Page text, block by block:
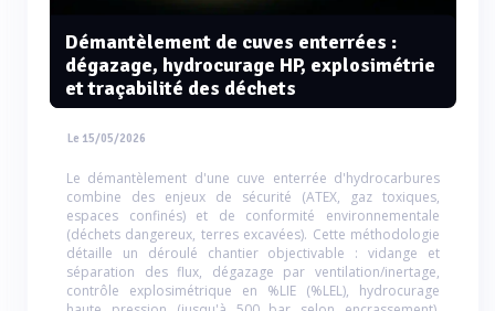
Démantèlement de cuves enterrées :
dégazage, hydrocurage HP, explosimétrie
et traçabilité des déchets
Le 15/05/2026
Le démantèlement d'une cuve enterrée d'hydrocarbures
combine des enjeux de sécurité (ATEX, gaz toxiques,
espaces confinés) et de conformité environnementale
(déchets dangereux, terres excavées). Cette méthodologie
détaille un déroulé chantier objectivable : vidange et
séparation des flux, dégazage par ventilation/inertage,
contrôle explosimétrique en %LIE (%LEL), hydrocurage